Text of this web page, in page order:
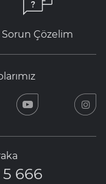
Sorun Çözelim
666